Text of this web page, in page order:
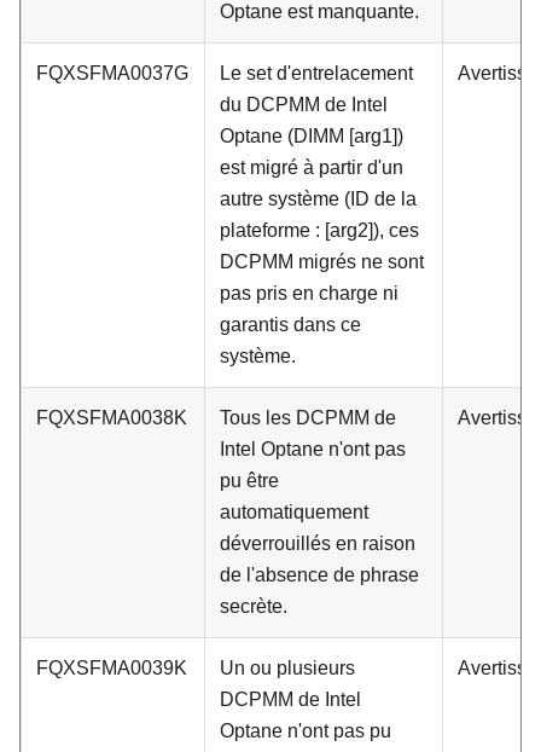
Optane est manquante.
FQXSFMA0037G
Le set d'entrelacement
du DCPMM de Intel
Optane (DIMM [arg1])
est migré à partir d'un
autre système (ID de la
plateforme : [arg2]), ces
DCPMM migrés ne sont
pas pris en charge ni
garantis dans ce
système.
FQXSFMA0038K
Tous les DCPMM de
Intel Optane n'ont pas
pu être
automatiquement
déverrouillés en raison
de l'absence de phrase
secrète.
FQXSFMA0039K
Un ou plusieurs
DCPMM de Intel
Optane n'ont pas pu